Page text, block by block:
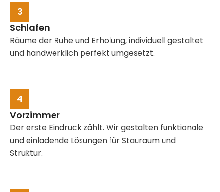
3
Schlafen
Räume der Ruhe und Erholung, individuell gestaltet
und handwerklich perfekt umgesetzt.
4
Vorzimmer
Der erste Eindruck zählt. Wir gestalten funktionale
und einladende Lösungen für Stauraum und
Struktur.